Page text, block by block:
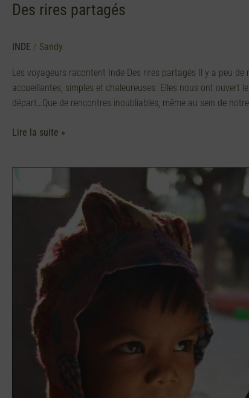
Des rires partagés
INDE / Sandy
Les voyageurs racontent Inde Des rires partagés Il y a peu
accueillantes, simples et chaleureuses. Elles nous ont
départ…Que de rencontres inoubliables, même au sein de
Lire la suite »